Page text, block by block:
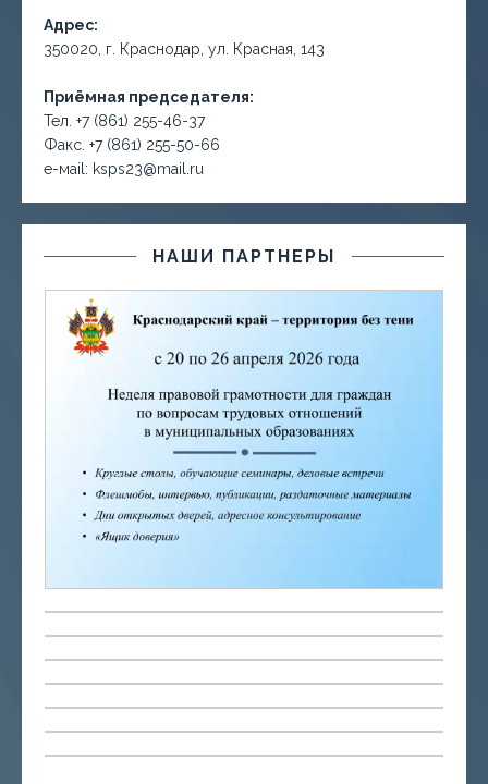
Адрес:
350020, г. Краснодар, ул. Красная, 143
Приёмная председателя:
Тел. +7 (861) 255-46-37
Факс. +7 (861) 255-50-66
е-маil: ksps23@mail.ru
НАШИ ПАРТНЕРЫ